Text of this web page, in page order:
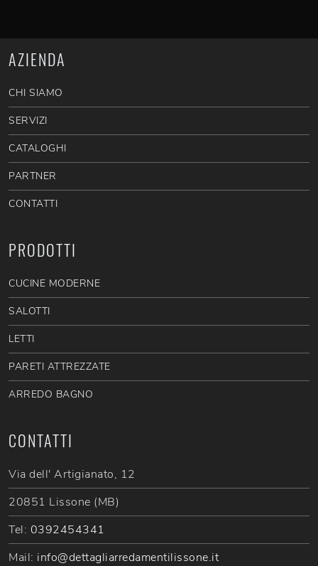
AZIENDA
CHI SIAMO
SERVIZI
CATALOGHI
PARTNER
CONTATTI
PRODOTTI
CUCINE MODERNE
SALOTTI
LETTI
PARETI ATTREZZATE
ARREDO BAGNO
CONTATTI
Via dell' Artigianato, 12
20851 Lissone (MB)
Tel: 0392454341
Mail: info@dettagliarredamentilissone.it